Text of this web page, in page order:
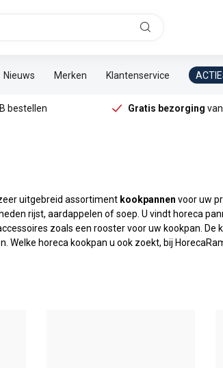
Nieuws Merken Klantenservice
bestellen Gratis bezorging
uitgebreid assortiment kookpannen voor uw
rijst, aardappelen of soep. U vindt horeca
zoals een rooster voor uw kookpan.
Welke horeca kookpan u ook zoekt, bij